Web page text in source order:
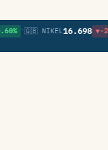
•🇬🇧 NIKEL16.698 ▼-2.48%